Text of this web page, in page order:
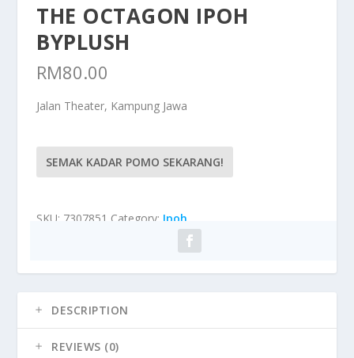
THE OCTAGON IPOH
BYPLUSH
RM80.00
Jalan Theater, Kampung Jawa
SEMAK KADAR POMO SEKARANG!
SKU: 7307851 Category: Ipoh
DESCRIPTION
REVIEWS (0)